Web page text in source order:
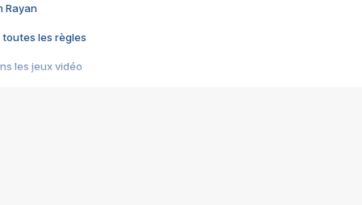
Rayan
toutes les règles
les jeux vidéo